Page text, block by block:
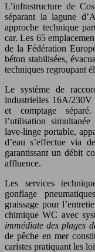
L’infrastructure de
séparant la lagune
approche technique
car. Les 65
de la Fédération
béton stabilisées,
techniques regroupant
Le système de
industrielles 16A/
et comptage
l’utilisation
lave-linge portable,
d’eau s’effectue via
garantissant un débit
affluence.
Les services
gonflage
graissage pour
chimique WC avec
immédiate des plages
de pêche en mer
caristes pratiquant les